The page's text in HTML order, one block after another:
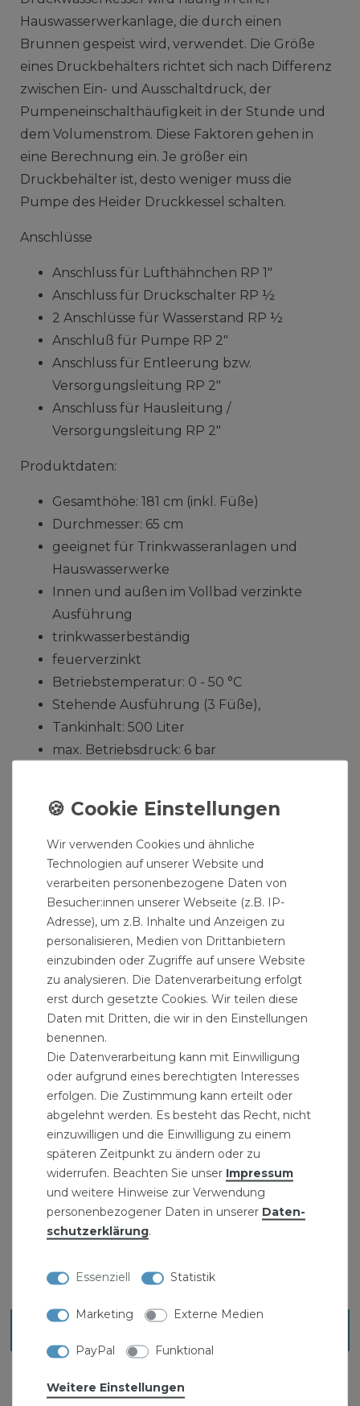
Hauswasserwerkanlage, die durch einen
Brunnen gespeist wird, verwendet. Die Größe
eines Druckbehälters richtet sich nach Differenz
zwischen Ein- und Ausschaltdruck, der
Pumpeneinschalthäufigkeit in der Stunde und
dem Volumenstrom. Diese Faktoren gehen in
eine Berechnung ein. Je größer ein
Druckbehälter ist, desto weniger muss die
Pumpe des Heider Druckkessel schalten.
Anschlüsse
Anschluss für Lufthähnchen RP 1"
Anschluss für Druckschalter RP ½
2 Anschlüsse für Wasserstand RP ½
Anschluß für Pumpe RP 2"
Anschluss für Entleerung bzw.
Versorgungsleitung RP 2"
Anschluss für Hausleitung /
Versorgungsleitung RP 2"
Produktdaten:
Gesamthöhe: 181 cm (inkl. Füße)
Durchmesser: 65 cm
geeignet für Trinkwasseranlagen und
Hauswasserwerke
Innen und außen im Vollbad verzinkte
Ausführung
trinkwasserbeständig
feuerverzinkt
Betriebstemperatur: 0 - 50 °C
Stehende Ausführung (3 Füße),
Tankinhalt: 500 Liter
max. Betriebsdruck: 6 bar
Herstellernummer: 500304
Lieferumfang: Druckkessel Druckbehälter 500L
6 bar verzinkt für Wasser
Hinweis:Der Versand des Artikels erfolgt per
Spedition. Wir benötigen zwingend Ihre Telefon-
Nummer zur Avisierung. Bitte geben Sie diese bei
Ihrer Bestellung unbedingt an. Das Fehlen der
Telefonnummer kann zu Lieferverzögerungen
führen.
Made in Germany
Herstellerinformation Heider Druckkessel:
" >Sanitärbedarf und eine
Wir verwenden Cookies und ähnliche
Technologien auf unserer Website und
verarbeiten personenbezogene Daten von
Besucher:innen unserer Webseite (z.B. IP-
Adresse), um z.B. Inhalte und Anzeigen zu
personalisieren, Medien von Drittanbietern
einzubinden oder Zugriffe auf unsere Website
zu analysieren. Die Datenverarbeitung erfolgt
erst durch gesetzte Cookies. Wir teilen diese
Daten mit Dritten, die wir in den Einstellungen
benennen.
Die Datenverarbeitung kann mit Einwilligung
oder aufgrund eines berechtigten Interesses
erfolgen. Die Zustimmung kann erteilt oder
abgelehnt werden. Es besteht das Recht, nicht
einzuwilligen und die Einwilligung zu einem
späteren Zeitpunkt zu ändern oder zu
widerrufen. Beachten Sie unser Impressum
und weitere Hinweise zur Verwendung
personenbezogener Daten in unserer Daten­
schutz­erklärung.
Essenziell Statistik
Marketing Externe Medien
PayPal Funktional
Weitere Einstellungen